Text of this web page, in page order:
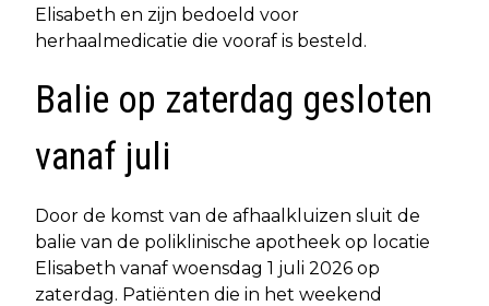
Elisabeth en zijn bedoeld voor
herhaalmedicatie die vooraf is besteld.
Balie op zaterdag gesloten
vanaf juli
Door de komst van de afhaalkluizen sluit de
balie van de poliklinische apotheek op locatie
Elisabeth vanaf woensdag 1 juli 2026 op
zaterdag. Patiënten die in het weekend